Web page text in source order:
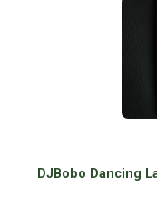
DJBobo Dancing